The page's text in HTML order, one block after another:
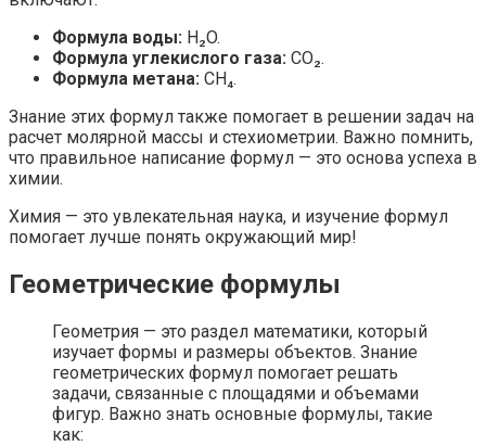
Формула воды: H₂O.
Формула углекислого газа: CO₂.
Формула метана: CH₄.
Знание этих формул также помогает в решении задач на
расчет молярной массы и стехиометрии. Важно помнить,
что правильное написание формул — это основа успеха в
химии.
Химия — это увлекательная наука, и изучение формул
помогает лучше понять окружающий мир!
Геометрические формулы
Геометрия — это раздел математики, который
изучает формы и размеры объектов. Знание
геометрических формул помогает решать
задачи, связанные с площадями и объемами
фигур. Важно знать основные формулы, такие
как: